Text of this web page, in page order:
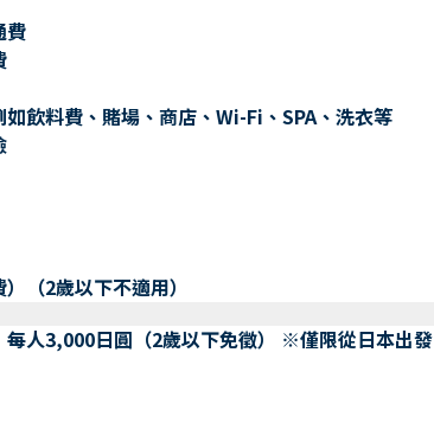
費
飲料費、賭場、商店、Wi-Fi、SPA、洗衣等
（2歲以下不適用）
每人3,000日圓（2歲以下免徵） ※僅限從日本出發